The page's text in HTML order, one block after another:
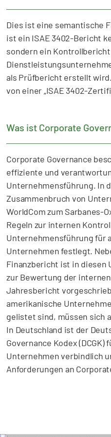
Dies ist eine semantische
ist ein ISAE 3402-Bericht
sondern ein
als Prüfbericht erstellt
von einer „ISAE 3402-
Was ist Corporate
Corporate Governance
effiziente und
Unternehmensführung. In
Zusammenbruch von
WorldCom zum Sarbanes-
Regeln zur internen
Unternehmensführung für
Unternehmen festlegt.
Finanzbericht ist in diesen
zur Bewertung der
Jahresbericht
amerikanische
gelistet sind, müssen sich
In Deutschland ist der
Governance Kodex
Unternehmen verbindlich
Anforderungen an